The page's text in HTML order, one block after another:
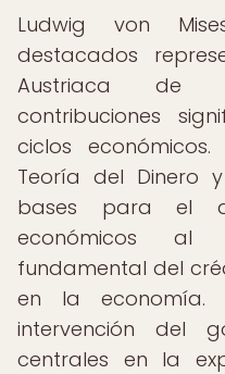
Ludwig von
destacados
Austriaca de
contribuciones
ciclos
Teoría del Dinero
bases para el
económicos
fundamental del
en la economía.
intervención del
centrales en la